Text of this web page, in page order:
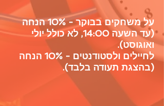
על משחקים בבוקר - 10% הנחה
(עד השעה 14:00, לא כולל יולי
ואוגוסט).
לחיילים ולסטודנטים - 10% הנחה
(בהצגת תעודה בלבד).